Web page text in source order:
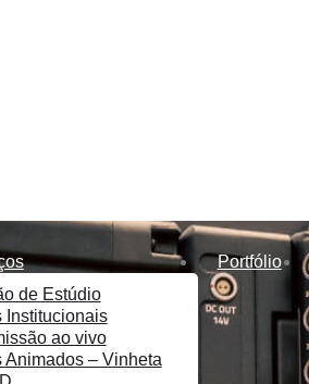
de Estúdio
Institucionais
ao vivo
Animados – Vinheta
Portfólio